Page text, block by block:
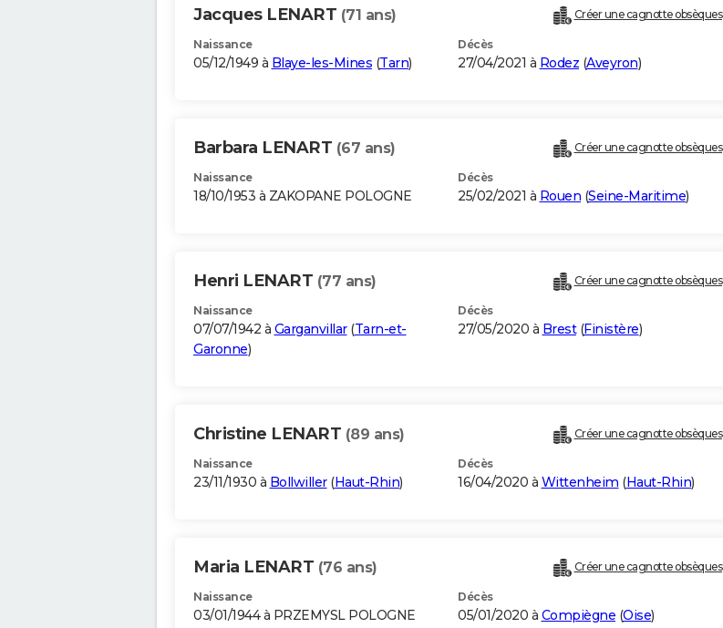
Jacques LENART (71 ans) Créer une cagnotte obsèques
Naissance
05/12/1949 à Blaye-les-Mines (Tarn)
Décès
27/04/2021 à Rodez (Aveyron)
Barbara LENART (67 ans) Créer une cagnotte obsèques
Naissance
18/10/1953 à ZAKOPANE POLOGNE
Décès
25/02/2021 à Rouen (Seine-Maritime)
Henri LENART (77 ans) Créer une cagnotte obsèques
Naissance
07/07/1942 à Garganvillar(Tarn-et-
Garonne)
Décès
27/05/2020 à Brest(Finistère)
Christine LENART (89 ans) Créer une cagnotte obsèques
Naissance
23/11/1930 à Bollwiller(Haut-Rhin)
Décès
16/04/2020 à Wittenheim (Haut-Rhin)
Maria LENART (76 ans) Créer une cagnotte obsèques
Naissance
03/01/1944 à PRZEMYSL POLOGNE
Décès
05/01/2020 à Compiègne (Oise)